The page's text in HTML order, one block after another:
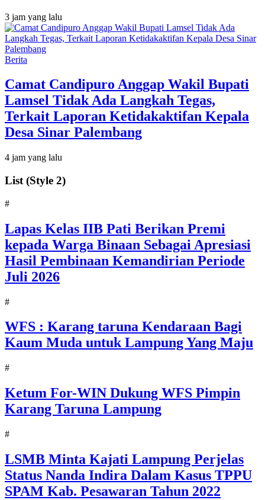
3 jam yang lalu
Berita
Camat Candipuro Anggap Wakil Bupati
Lamsel Tidak Ada Langkah Tegas,
Terkait Laporan Ketidakaktifan Kepala
Desa Sinar Palembang
4 jam yang lalu
List (Style 2)
#
Lapas Kelas IIB Pati Berikan Premi
kepada Warga Binaan Sebagai Apresiasi
Hasil Pembinaan Kemandirian Periode
Juli 2026
#
WFS : Karang taruna Kendaraan Bagi
Kaum Muda untuk Lampung Yang Maju
#
Ketum For-WIN Dukung WFS Pimpin
Karang Taruna Lampung
#
LSMB Minta Kajati Lampung Perjelas
Status Nanda Indira Dalam Kasus TPPU
SPAM Kab. Pesawaran Tahun 2022